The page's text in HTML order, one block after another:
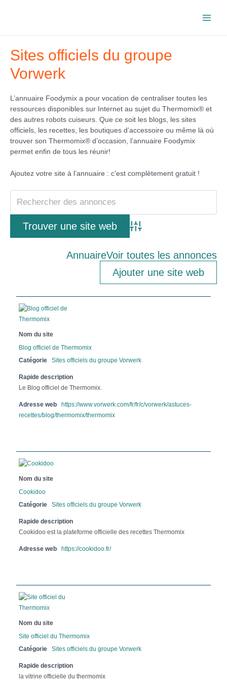
Sites officiels du groupe
Vorwerk
L’annuaire Foodymix a pour vocation de centraliser toutes les
ressources disponibles sur Internet au sujet du Thermomix® et
des autres robots cuiseurs. Que ce soit les blogs, les sites
officiels, les recettes, les boutiques d’accessoire ou même là où
trouver son Thermomix® d’occasion, l’annuaire Foodymix
permet enfin de tous les réunir!
Ajoutez votre site à l’annuaire : c’est complètement gratuit !
Advanced Search
AnnuaireVoir toutes les annonces
Ajouter une site web
Nom du site
Blog officiel de Thermomix
Catégorie
Sites officiels du groupe Vorwerk
Rapide description
Le Blog officiel de Thermomix.
Adresse web
https://www.vorwerk.com/fr/fr/c/vorwerk/astuces-
recettes/blog/thermomix/thermomix
Nom du site
Cookidoo
Catégorie
Sites officiels du groupe Vorwerk
Rapide description
Cookidoo est la plateforme officielle des recettes Thermomix
Adresse web https://cookidoo.fr/
Nom du site
Site officiel du Thermomix
Catégorie
Sites officiels du groupe Vorwerk
Rapide description
la vitrine officielle du thermomix